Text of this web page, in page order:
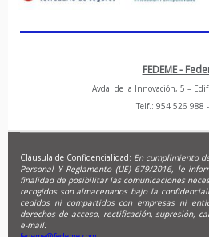
FEDEME -
Avda. de la Innovación, 5 –
Telf.: 954 526 988 -
Cláusula de Confidencialidad: En cumplimiento
Personal Y Reglamento (UE) 679/2016, le
finalidad de posibilitar las comunicaciones
recogidos son almacenados bajo la
cedidos ni compartidos con empresas ni
derechos de acceso, rectificación, supresión,
e-mail: